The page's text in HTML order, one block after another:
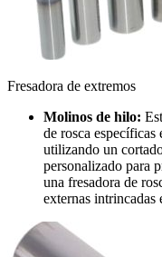
Fresadora de extremos
Molinos de hilo:
de rosca
utilizando un
personalizado para
una fresadora de
externas intrincadas